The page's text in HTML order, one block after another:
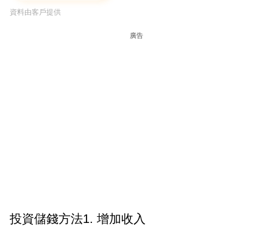
資料由客戶提供
廣告
投資儲錢方法1. 增加收入